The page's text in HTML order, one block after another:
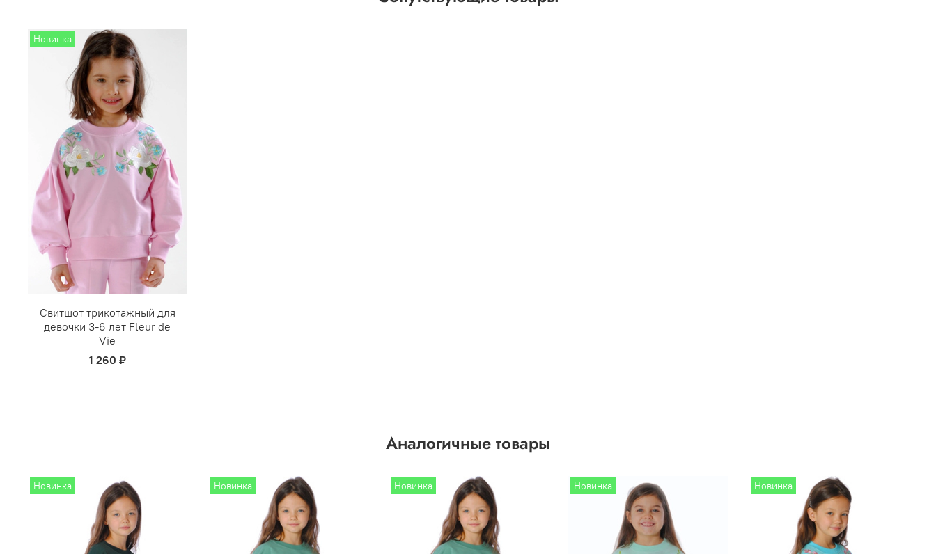
Новинка
Свитшот трикотажный для
девочки 3-6 лет Fleur de
Vie
1 260 ₽
Аналогичные товары
Новинка Новинка Новинка Новинка Новинка